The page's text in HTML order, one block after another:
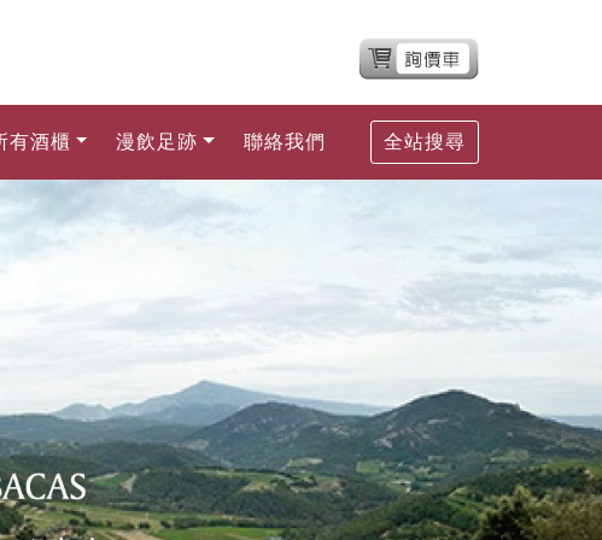
有酒櫃 漫飲足跡 聯絡我們 全站搜尋